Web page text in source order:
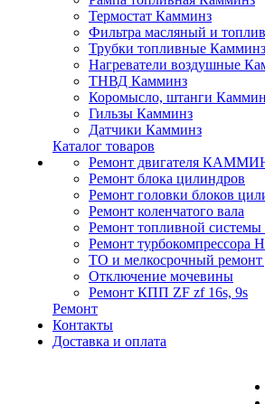
Термостат Камминз
Фильтра масляный и
Трубки топливные Камминз
Нагреватели воздушные
ТНВД Камминз
Коромысло, штанги
Гильзы Камминз
Датчики Камминз
Каталог товаров
Ремонт двигателя
Ремонт блока цилиндров
Ремонт головки блоков
Ремонт коленчатого вала
Ремонт топливной системы
Ремонт турбокомпрессора
ТО и мелкосрочный ремонт
Отключение мочевины
Ремонт КПП ZF zf 16s, 9s
Ремонт
Контакты
Доставка и оплата